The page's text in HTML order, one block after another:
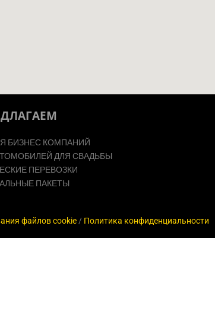
БИЗНЕС КОМПАНИЙ
ДЛЯ СВАДЬБЫ
ПЕРЕВОЗКИ
ПАКЕТЫ
файлов cookie / Политика конфиденциальности